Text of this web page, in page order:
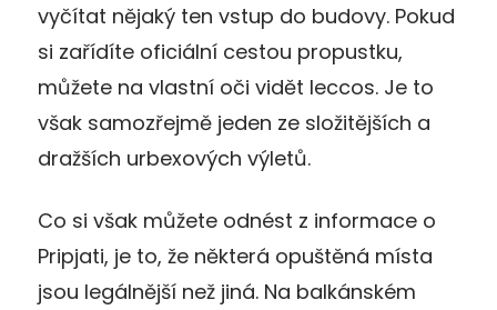
vyčítat nějaký ten vstup do budovy. Pokud
si zařídíte oficiální cestou propustku,
můžete na vlastní oči vidět leccos. Je to
však samozřejmě jeden ze složitějších a
dražších urbexových výletů.
Co si však můžete odnést z informace o
Pripjati, je to, že některá opuštěná místa
jsou legálnější než jiná. Na balkánském